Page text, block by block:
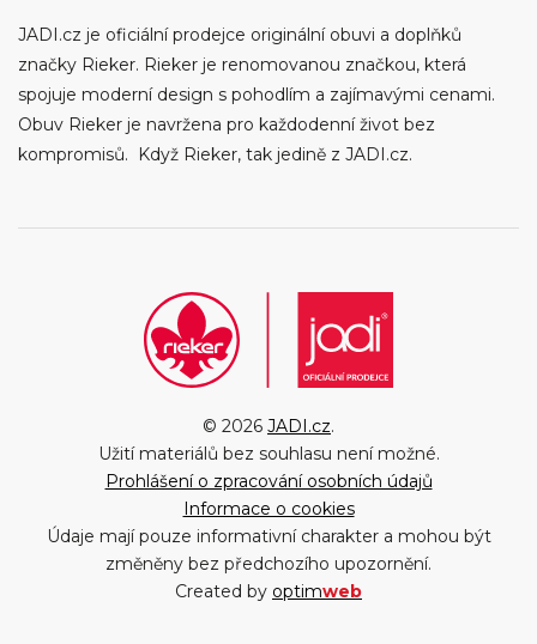
JADI.cz je oficiální prodejce originální obuvi a doplňků
značky Rieker. Rieker je renomovanou značkou, která
spojuje moderní design s pohodlím a zajímavými cenami.
Obuv Rieker je navržena pro každodenní život bez
kompromisů. Když Rieker, tak jedině z JADI.cz.
© 2026 JADI.cz.
Užití materiálů bez souhlasu není možné.
Prohlášení o zpracování osobních údajů
Informace o cookies
Údaje mají pouze informativní charakter a mohou být
změněny bez předchozího upozornění.
Created by optimweb